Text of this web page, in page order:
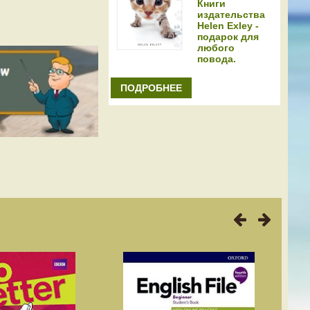
Книги
издательства
Helen Exley -
подарок для
любого
повода.
ПОДРОБНЕЕ